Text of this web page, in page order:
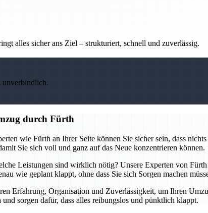
alles sicher ans Ziel – strukturiert, schnell und zuverlässig.
unverbindlich.
durch Fürth
wie Fürth an Ihrer Seite können Sie sicher sein, dass
Sie sich voll und ganz auf das Neue konzentrieren können.
Leistungen sind wirklich nötig? Unsere Experten von
wie geplant klappt, ohne dass Sie sich Sorgen machen
Erfahrung, Organisation und Zuverlässigkeit, um Ihren
sorgen dafür, dass alles reibungslos und pünktlich klappt.